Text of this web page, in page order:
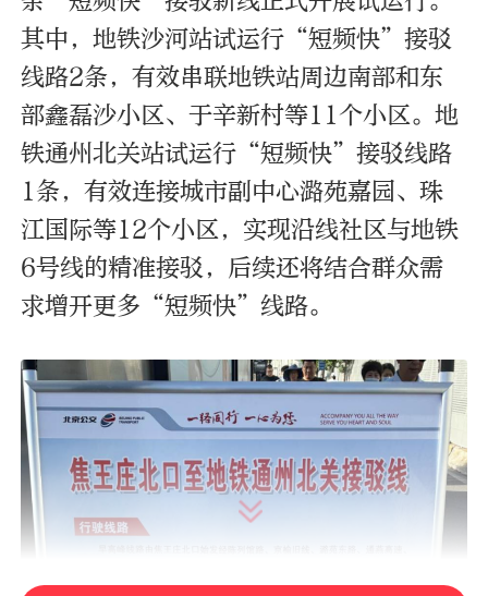
其中，地铁沙河站试运行“短频快”接驳
线路2条，有效串联地铁站周边南部和东
部鑫磊沙小区、于辛新村等11个小区。地
铁通州北关站试运行“短频快”接驳线路
1条，有效连接城市副中心潞苑嘉园、珠
江国际等12个小区，实现沿线社区与地铁
6号线的精准接驳，后续还将结合群众需
求增开更多“短频快”线路。